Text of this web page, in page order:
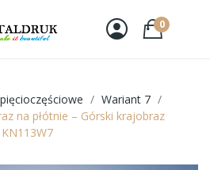
0
Wariant 7
na płótnie – Górski krajobraz